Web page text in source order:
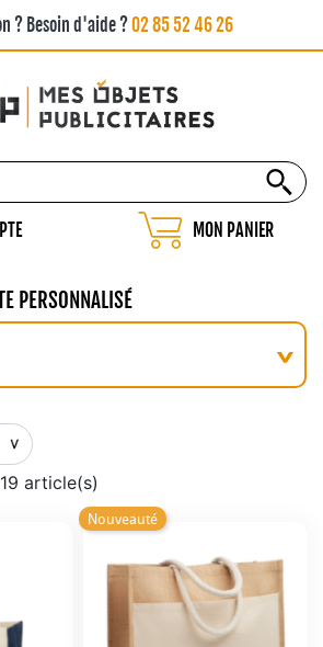
? Besoin d'aide ?02 85 52 46 26
MON PANIER
PERSONNALISÉ
article(s)
Nouveauté